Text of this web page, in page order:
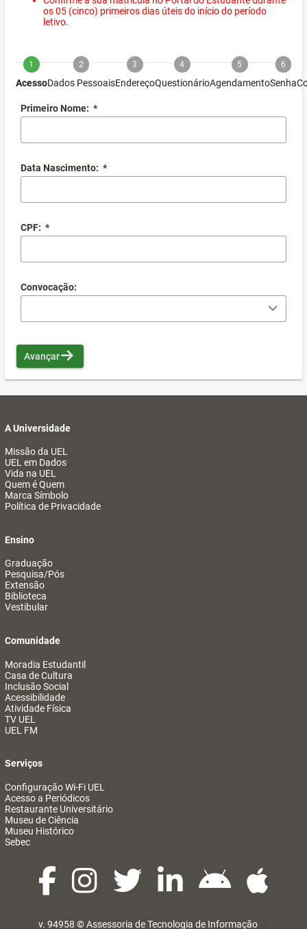
os 05 (cinco) primeiros dias úteis do início do período
letivo.
1
Acesso
2
Dados Pessoais
3
Endereço
4
Questionário
5
Agendamento
6
Senha
Primeiro Nome: *
Data Nascimento: *
CPF: *
Convocação:
Avançar
A Universidade
Missão da UEL
UEL em Dados
Vida na UEL
Quem é Quem
Marca Símbolo
Política de Privacidade
Ensino
Graduação
Pesquisa/Pós
Extensão
Biblioteca
Vestibular
Comunidade
Moradia Estudantil
Casa de Cultura
Inclusão Social
Acessibilidade
Atividade Física
TV UEL
UEL FM
Serviços
Configuração Wi-Fi UEL
Acesso a Periódicos
Restaurante Universitário
Museu de Ciência
Museu Histórico
Sebec
v. 94958 ©Assessoria de Tecnologia de Informação